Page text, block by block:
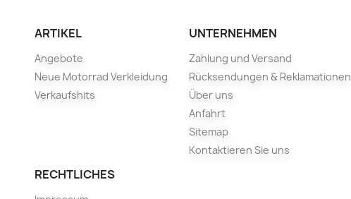
ARTIKEL
Angebote
Neue Motorrad Verkleidung
Verkaufshits
UNTERNEHMEN
Zahlung und Versand
Rücksendungen & Reklamationen
Über uns
Anfahrt
Sitemap
Kontaktieren Sie uns
RECHTLICHES